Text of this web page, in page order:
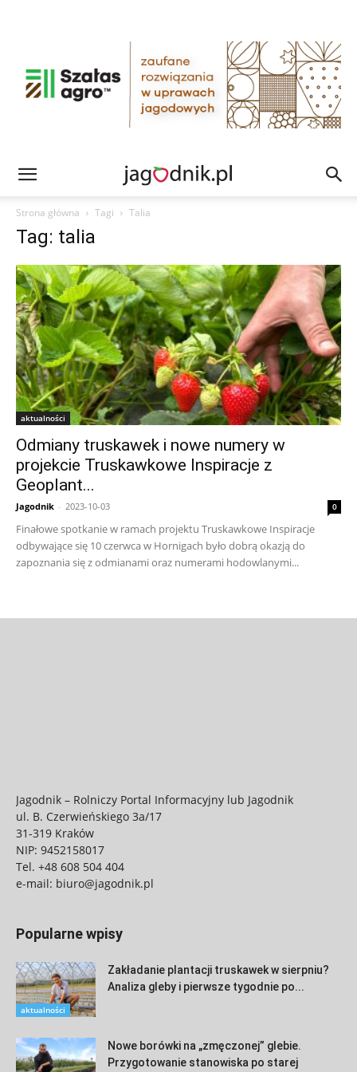
Strona główna Tagi Talia
Tag: talia
aktualności
Odmiany truskawek i nowe numery w
projekcie Truskawkowe Inspiracje z
Geoplant...
Jagodnik - 2023-10-03 0
Finałowe spotkanie w ramach projektu Truskawkowe Inspiracje
odbywające się 10 czerwca w Hornigach było dobrą okazją do
zapoznania się z odmianami oraz numerami hodowlanymi...
Jagodnik – Rolniczy Portal Informacyjny lub Jagodnik
ul. B. Czerwieńskiego 3a/17
31-319 Kraków
NIP: 9452158017
Tel. +48 608 504 404
e-mail: biuro@jagodnik.pl
Popularne wpisy
aktualności
Zakładanie plantacji truskawek w sierpniu?
Analiza gleby i pierwsze tygodnie po...
Nowe borówki na „zmęczonej” glebie.
Przygotowanie stanowiska po starej